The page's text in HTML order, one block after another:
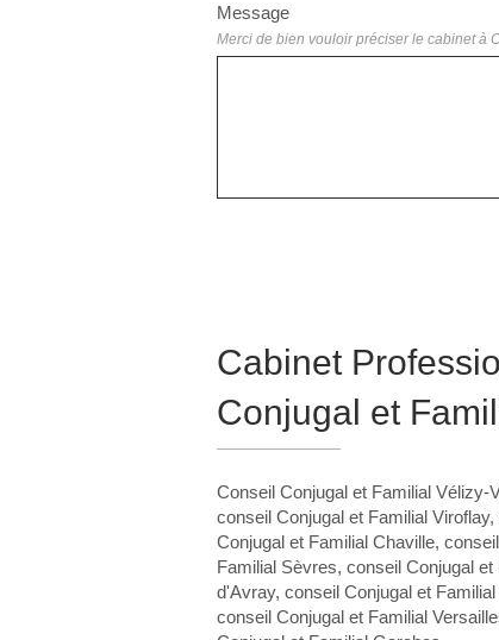
Message
Merci de bien vouloir préciser le cabinet à
Cabinet
Conjugal et
Conseil Conjugal et Familial Vélizy-
conseil Conjugal et Familial Viroflay,
Conjugal et Familial Chaville,
Familial Sèvres, conseil Conjugal et
d'Avray, conseil Conjugal et
conseil Conjugal et Familial